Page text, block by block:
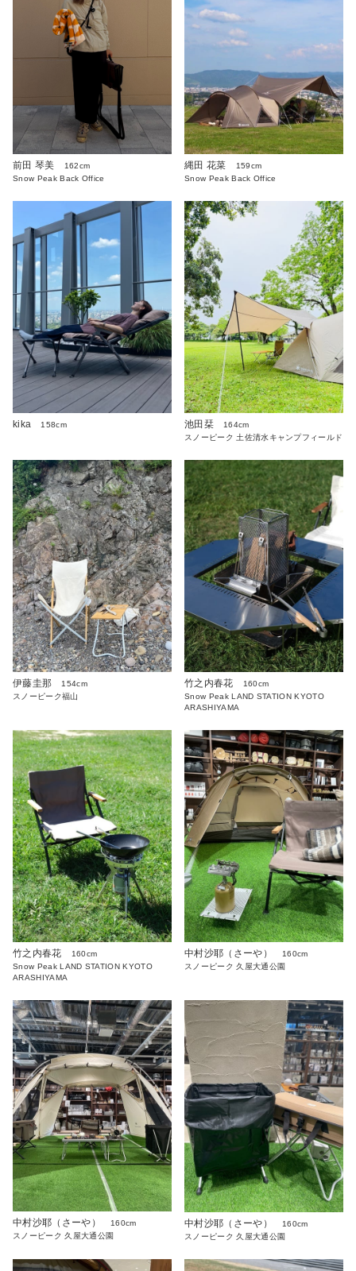
前田 琴美
162cm
Snow Peak Back Office
縄田 花菜
159cm
Snow Peak Back Office
kika 158cm 池田栞
164cm
スノーピーク 土佐清水キャンプフィールド
伊藤圭那
154cm
スノーピーク福山
竹之内春花
160cm
Snow Peak LAND STATION KYOTO
ARASHIYAMA
竹之内春花
160cm
Snow Peak LAND STATION KYOTO
ARASHIYAMA
中村沙耶（さーや）
160cm
スノーピーク 久屋大通公園
中村沙耶（さーや）
160cm
スノーピーク 久屋大通公園
中村沙耶（さーや）
160cm
スノーピーク 久屋大通公園